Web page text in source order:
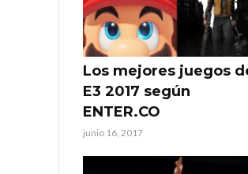
Los mejores juegos
E3 2017 según
ENTER.CO
junio 16, 2017